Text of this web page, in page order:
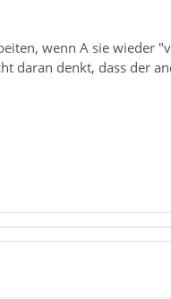
wenn A sie wieder
daran denkt, dass der